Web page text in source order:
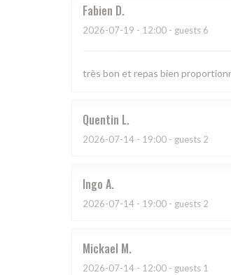
Fabien D
2026-07-19 - 12:00 - guests 6
très bon et repas bien
Quentin L
2026-07-14 - 19:00 - guests 2
Ingo A
2026-07-14 - 19:00 - guests 2
Mickael M
2026-07-14 - 12:00 - guests 1